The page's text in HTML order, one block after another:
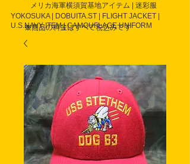
メリカ海軍横須賀基地アイテム | 迷彩服
YOKOSUKA | DOBUITA.ST | FLIGHT JACKET |
U.S.NAVY ITEM | CAMOUFLAGE UNIFORM
※商品の料金はすべて税込みです